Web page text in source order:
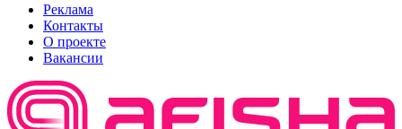
Реклама
Контакты
О проекте
Вакансии